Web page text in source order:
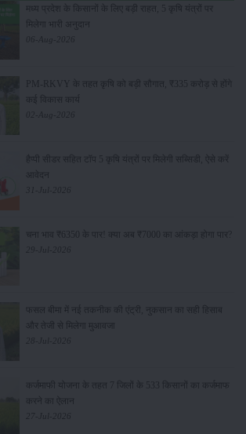
मध्य प्रदेश के किसानों के लिए बड़ी राहत, 5 कृषि यंत्रों पर
मिलेगा भारी अनुदान
06-Aug-2026
PM-RKVY के तहत कृषि को बड़ी सौगात, ₹335 करोड़ से होंगे
कई विकास कार्य
02-Aug-2026
हैप्पी सीडर सहित टॉप 5 कृषि यंत्रों पर मिलेगी सब्सिडी, ऐसे करें
आवेदन
31-Jul-2026
चना भाव ₹6350 के पार! क्या अब ₹7000 का आंकड़ा होगा पार?
29-Jul-2026
फसल बीमा में नई तकनीक की एंट्री, नुकसान का सही हिसाब
और तेजी से मिलेगा मुआवजा
28-Jul-2026
कर्जमाफी योजना के तहत 7 जिलों के 533 किसानों का कर्जमाफ
करने का ऐलान
27-Jul-2026